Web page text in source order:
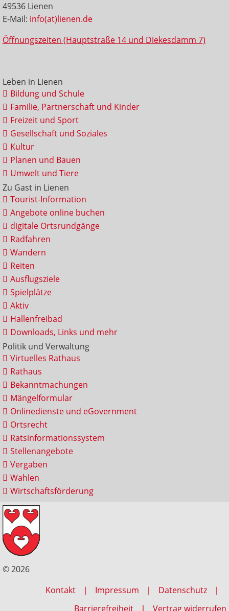
49536 Lienen
E-Mail: info(at)lienen.de
Öffnungszeiten (Hauptstraße 14 und Diekesdamm 7)
Leben in Lienen
Bildung und Schule
Familie, Partnerschaft und Kinder
Freizeit und Sport
Gesellschaft und Soziales
Kultur
Planen und Bauen
Umwelt und Tiere
Zu Gast in Lienen
Tourist-Information
Angebote online buchen
digitale Ortsrundgänge
Radfahren
Wandern
Reiten
Ausflugsziele
Spielplätze
Aktiv
Hallenfreibad
Downloads, Links und mehr
Politik und Verwaltung
Virtuelles Rathaus
Rathaus
Bekanntmachungen
Mängelformular
Onlinedienste und eGovernment
Ortsrecht
Ratsinformationssystem
Stellenangebote
Vergaben
Wahlen
Wirtschaftsförderung
© 2026
Kontakt
Impressum
Datenschutz
Barrierefreiheit
Vertrag widerrufen